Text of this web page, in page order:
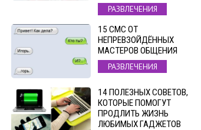
РАЗВЛЕЧЕНИЯ
15 СМС ОТ
НЕПРЕВЗОЙДЁННЫХ
МАСТЕРОВ ОБЩЕНИЯ
РАЗВЛЕЧЕНИЯ
14 ПОЛЕЗНЫХ СОВЕТОВ,
КОТОРЫЕ ПОМОГУТ
ПРОДЛИТЬ ЖИЗНЬ
ЛЮБИМЫХ ГАДЖЕТОВ